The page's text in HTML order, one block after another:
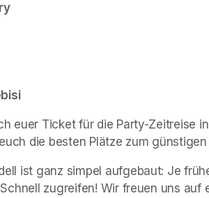
euer Ticket für die Party-Zeitreise
die besten Plätze zum günstigen
ist ganz simpel aufgebaut: Je
zugreifen! Wir freuen uns auf